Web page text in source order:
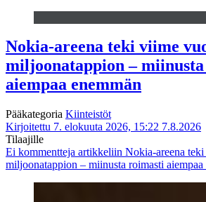
Nokia-areena teki viime
miljoonatappion –
aiempaa enemmän
Pääkategoria Kiinteistöt
Kirjoitettu 7. elokuuta 2026, 15:22 7.8.2026
Tilaajille
Ei kommentteja artikkeliin Nokia-areena
miljoonatappion – miinusta roimasti aiempaa